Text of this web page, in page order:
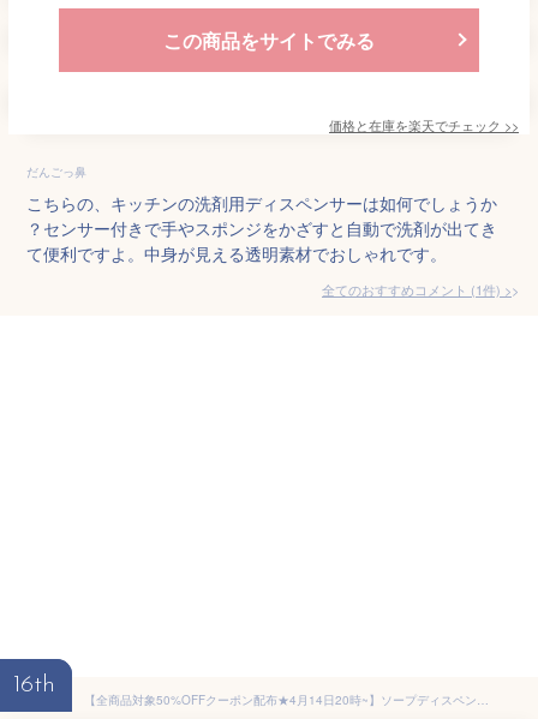
この商品をサイトでみる
価格と在庫を楽天でチェック >>
だんごっ鼻
こちらの、キッチンの洗剤用ディスペンサーは如何でしょうか
？センサー付きで手やスポンジをかざすと自動で洗剤が出てき
て便利ですよ。中身が見える透明素材でおしゃれです。
全てのおすすめコメント (1件) >
16th
【全商品対象50%OFFクーポン配布★4月14日20時~】ソープディスペンサー 自動 液体 キッチン 400ml 電池式 おしゃれ オート ディスペンサー 電池 シルバー ブラック リキッド ハンドソープ 食器用洗剤 アルコール オートディスペンサー 乾電池 オート